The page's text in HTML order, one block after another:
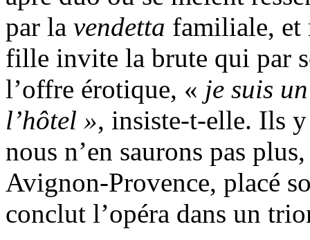
par la vendetta familiale, et
fille invite la brute qui par
l’offre érotique, « je suis
l’hôtel », insiste-t-elle. Ils
nous n’en saurons pas
Avignon-Provence, placé
conclut l’opéra dans un